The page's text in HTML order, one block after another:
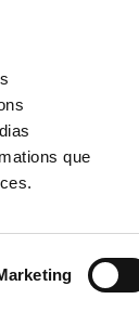
que
5 JOURS